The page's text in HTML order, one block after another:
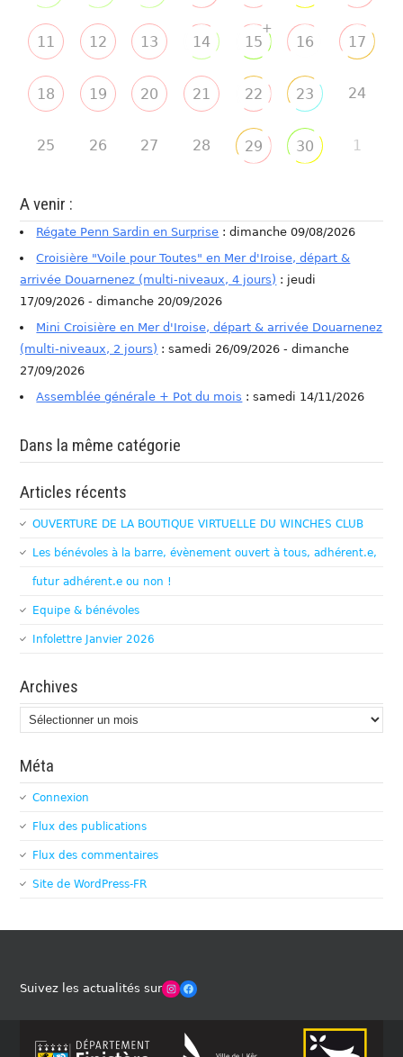
11 12 13 14 15
+
16 17
18 19 20 21 22 23 24
25 26 27 28 29 30 1
A venir :
Régate Penn Sardin en Surprise : dimanche 09/08/2026
Croisière "Voile pour Toutes" en Mer d'Iroise, départ &
arrivée Douarnenez (multi-niveaux, 4 jours) : jeudi
17/09/2026 - dimanche 20/09/2026
Mini Croisière en Mer d'Iroise, départ & arrivée Douarnenez
(multi-niveaux, 2 jours) : samedi 26/09/2026 - dimanche
27/09/2026
Assemblée générale + Pot du mois : samedi 14/11/2026
Dans la même catégorie
Articles récents
OUVERTURE DE LA BOUTIQUE VIRTUELLE DU WINCHES CLUB
Les bénévoles à la barre, évènement ouvert à tous, adhérent.e,
futur adhérent.e ou non !
Equipe & bénévoles
Infolettre Janvier 2026
Archives
Archives
Méta
Connexion
Flux des publications
Flux des commentaires
Site de WordPress-FR
Suivez les actualités surWinches Club OfficielFacebook